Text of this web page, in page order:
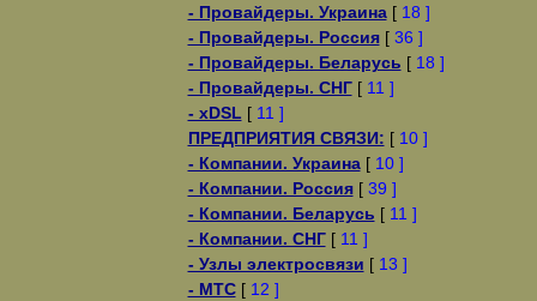
- Провайдеры. Украина[ 18 ]
- Провайдеры. Россия[ 36 ]
- Провайдеры. Беларусь [ 18 ]
- Провайдеры. СНГ[ 11 ]
- xDSL [ 11 ]
ПРЕДПРИЯТИЯ СВЯЗИ: [ 10 ]
- Компании. Украина[ 10 ]
- Компании. Россия[ 39 ]
- Компании. Беларусь [ 11 ]
- Компании. СНГ[ 11 ]
- Узлы электросвязи [ 13 ]
- МТС[ 12 ]